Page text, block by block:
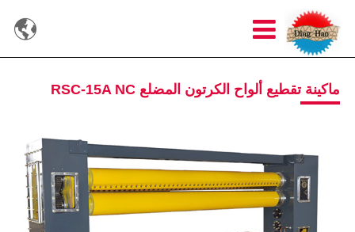

ماكينة تقطيع ألواح الكرتون المضلع RSC-15A NC